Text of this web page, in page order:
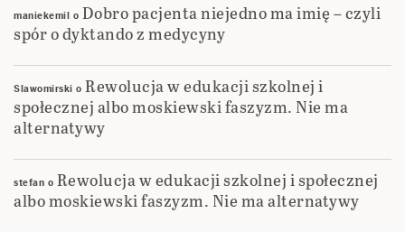
maniekemil o Dobro pacjenta niejedno ma imię – czyli
spór o dyktando z medycyny
Slawomirski o Rewolucja w edukacji szkolnej i
społecznej albo moskiewski faszyzm. Nie ma
alternatywy
stefan o Rewolucja w edukacji szkolnej i społecznej
albo moskiewski faszyzm. Nie ma alternatywy